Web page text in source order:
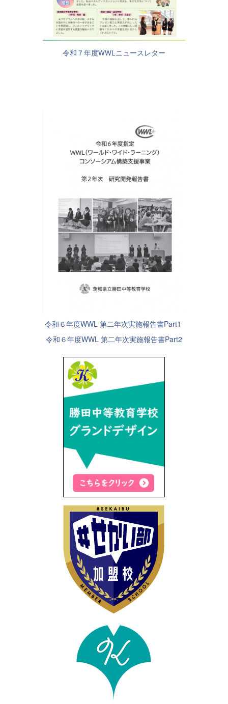
令和７年度WWLニュースレター
令和６年度WWL 第二年次実施報告書Part1
令和６年度WWL 第二年次実施報告書Part2